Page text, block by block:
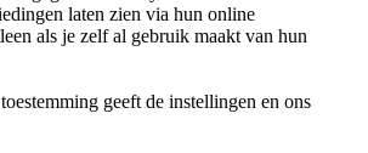
laten zien via hun online
als je zelf al gebruik maakt van hun
geeft de instellingen en ons